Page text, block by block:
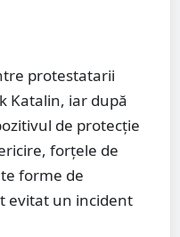
protestatarii
Katalin, iar după
de protecție
forțele de
forme de
evitat un incident